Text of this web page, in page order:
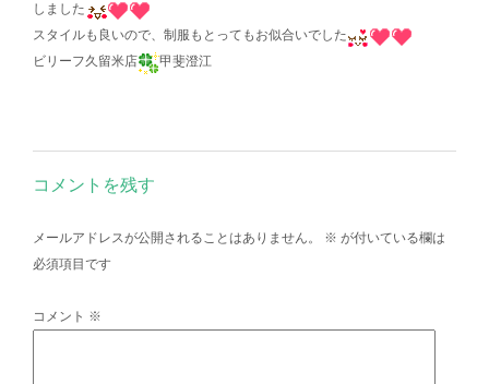
しました
スタイルも良いので、制服もとってもお似合いでした
ビリーフ久留米店
甲斐澄江
コメントを残す
メールアドレスが公開されることはありません。 ※ が付いている欄は
必須項目です
コメント ※